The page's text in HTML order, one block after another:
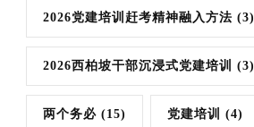
2026党建培训赶考精神融入方法 (3)
2026西柏坡干部沉浸式党建培训 (3)
两个务必 (15) 党建培训 (4)